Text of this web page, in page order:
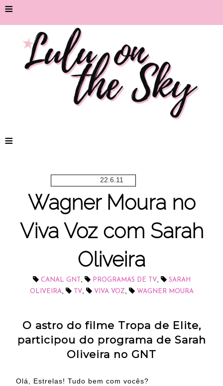
≡
≡
22.6.11
Wagner Moura no
Viva Voz com Sarah
Oliveira
CANAL GNT , PROGRAMAS DE TV,
SARAH
OLIVEIRA, TV, VIVA VOZ, WAGNER MOURA
O astro do filme Tropa de Elite,
participou do programa de Sarah
Oliveira no GNT
Olá, Estrelas! Tudo bem com vocês?